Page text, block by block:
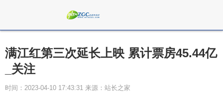
满江红第三次延长上映 累计票房45.44亿
_关注
时间：2023-04-10 17:43:31 来源：站长之家